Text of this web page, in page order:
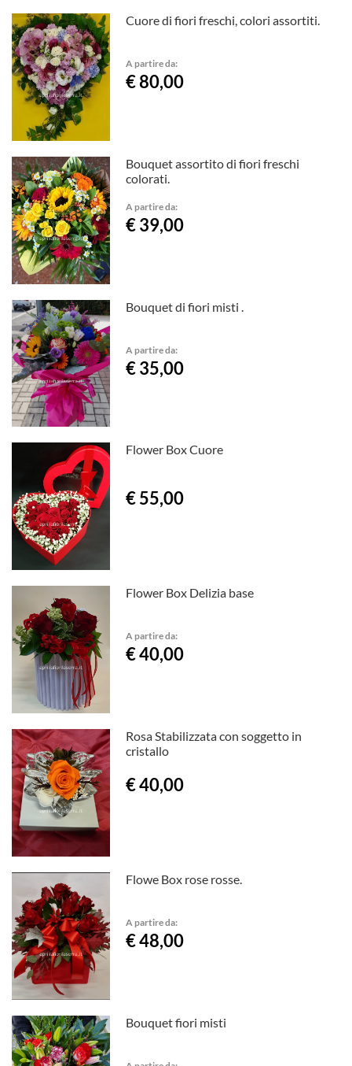
Cuore di fiori freschi, colori assortiti.
A partire da:
€ 80,00
Bouquet assortito di fiori freschi
colorati.
A partire da:
€ 39,00
Bouquet di fiori misti .
A partire da:
€ 35,00
Flower Box Cuore
€ 55,00
Flower Box Delizia base
A partire da:
€ 40,00
Rosa Stabilizzata con soggetto in
cristallo
€ 40,00
Flowe Box rose rosse.
A partire da:
€ 48,00
Bouquet fiori misti